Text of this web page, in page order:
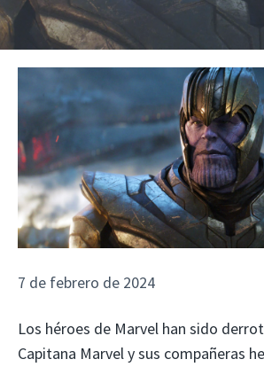
7 de febrero de 2024
Los héroes de Marvel han sido
Capitana Marvel y sus compañeras